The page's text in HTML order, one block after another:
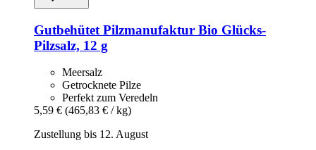
Gutbehütet Pilzmanufaktur Bio Glücks-​
Pilzsalz, 12 g
Meersalz
Getrocknete Pilze
Perfekt zum Veredeln
5,59 € (465,83 € / kg)
Zustellung bis 12. August